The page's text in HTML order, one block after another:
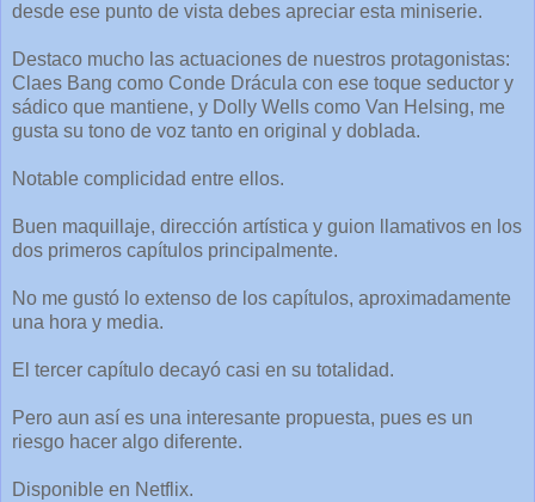
desde ese punto de vista debes apreciar esta miniserie.
Destaco mucho las actuaciones de nuestros protagonistas:
Claes Bang como Conde Drácula con ese toque seductor y
sádico que mantiene, y Dolly Wells como Van Helsing, me
gusta su tono de voz tanto en original y doblada.
Notable complicidad entre ellos.
Buen maquillaje, dirección artística y guion llamativos en los
dos primeros capítulos principalmente.
No me gustó lo extenso de los capítulos, aproximadamente
una hora y media.
El tercer capítulo decayó casi en su totalidad.
Pero aun así es una interesante propuesta, pues es un
riesgo hacer algo diferente.
Disponible en Netflix.